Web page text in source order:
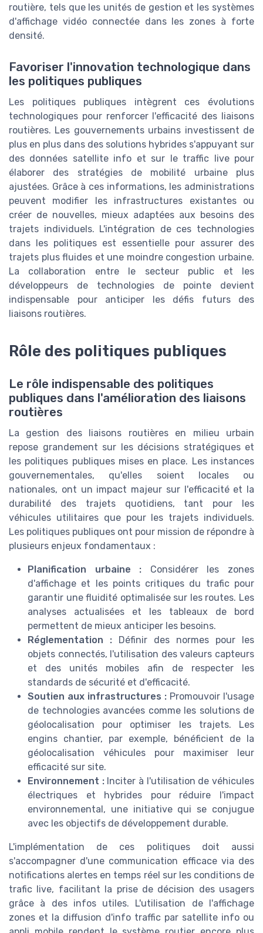
routière, tels que les unités de gestion et les systèmes
d'affichage vidéo connectée dans les zones à forte
densité.
Favoriser l'innovation technologique dans
les politiques publiques
Les politiques publiques intègrent ces évolutions
technologiques pour renforcer l'efficacité des liaisons
routières. Les gouvernements urbains investissent de
plus en plus dans des solutions hybrides s'appuyant sur
des données satellite info et sur le traffic live pour
élaborer des stratégies de mobilité urbaine plus
ajustées. Grâce à ces informations, les administrations
peuvent modifier les infrastructures existantes ou
créer de nouvelles, mieux adaptées aux besoins des
trajets individuels. L'intégration de ces technologies
dans les politiques est essentielle pour assurer des
trajets plus fluides et une moindre congestion urbaine.
La collaboration entre le secteur public et les
développeurs de technologies de pointe devient
indispensable pour anticiper les défis futurs des
liaisons routières.
Rôle des politiques publiques
Le rôle indispensable des politiques
publiques dans l'amélioration des liaisons
routières
La gestion des liaisons routières en milieu urbain
repose grandement sur les décisions stratégiques et
les politiques publiques mises en place. Les instances
gouvernementales, qu'elles soient locales ou
nationales, ont un impact majeur sur l'efficacité et la
durabilité des trajets quotidiens, tant pour les
véhicules utilitaires que pour les trajets individuels.
Les politiques publiques ont pour mission de répondre à
plusieurs enjeux fondamentaux :
Planification urbaine : Considérer les zones
d'affichage et les points critiques du trafic pour
garantir une fluidité optimalisée sur les routes. Les
analyses actualisées et les tableaux de bord
permettent de mieux anticiper les besoins.
Réglementation : Définir des normes pour les
objets connectés, l'utilisation des valeurs capteurs
et des unités mobiles afin de respecter les
standards de sécurité et d'efficacité.
Soutien aux infrastructures : Promouvoir l'usage
de technologies avancées comme les solutions de
géolocalisation pour optimiser les trajets. Les
engins chantier, par exemple, bénéficient de la
géolocalisation véhicules pour maximiser leur
efficacité sur site.
Environnement :Inciter à l'utilisation de véhicules
électriques et hybrides pour réduire l'impact
environnemental, une initiative qui se conjugue
avec les objectifs de développement durable.
L'implémentation de ces politiques doit aussi
s'accompagner d'une communication efficace via des
notifications alertes en temps réel sur les conditions de
trafic live, facilitant la prise de décision des usagers
grâce à des infos utiles. L'utilisation de l'affichage
zones et la diffusion d'info traffic par satellite info ou